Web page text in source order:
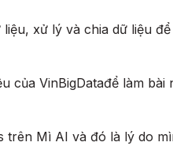
xử lý và chia dữ liệu
của VinBigDatađể làm
trên Mì AI và đó là lý do